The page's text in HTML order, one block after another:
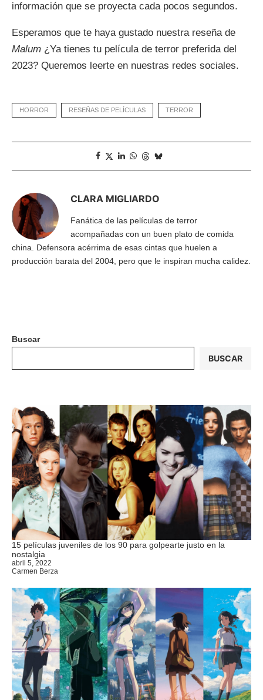
información que se proyecta cada pocos segundos.
Esperamos que te haya gustado nuestra reseña de
Malum ¿Ya tienes tu película de terror preferida del
2023? Queremos leerte en nuestras redes sociales.
HORROR RESEÑAS DE PELÍCULAS TERROR
CLARA MIGLIARDO
Fanática de las películas de terror
acompañadas con un buen plato de comida
china. Defensora acérrima de esas cintas que huelen a
producción barata del 2004, pero que le inspiran mucha calidez.
Buscar
BUSCAR
15 películas juveniles de los 90 para golpearte justo en la
nostalgia
abril 5, 2022
Carmen Berza